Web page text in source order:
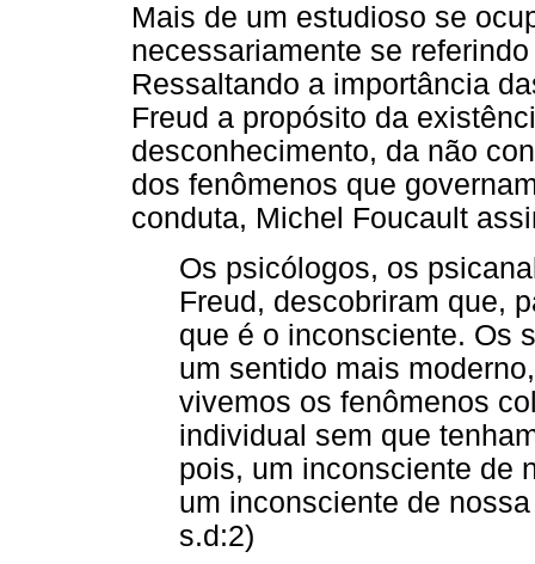
Mais de um estudioso se
necessariamente se
Ressaltando a importância
Freud a propósito da
desconhecimento, da não
dos fenômenos que
conduta, Michel Foucault
Os psicólogos, os
Freud, descobriram que,
que é o inconsciente. Os
um sentido mais
vivemos os fenômenos
individual sem que
pois, um inconsciente de
um inconsciente de
s.d:2)